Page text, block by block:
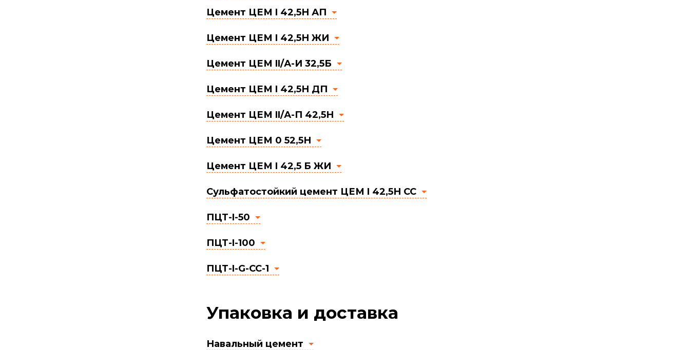
Цемент ЦЕМ I 42,5Н АП
Цемент ЦЕМ I 42,5Н ЖИ
Цемент ЦЕМ II/А-И 32,5Б
Цемент ЦЕМ I 42,5Н ДП
Цемент ЦЕМ II/А-П 42,5Н
Цемент ЦЕМ 0 52,5Н
Цемент ЦЕМ I 42,5 Б ЖИ
Сульфатостойкий цемент ЦЕМ I 42,5Н СС
ПЦТ-I-50
ПЦТ-I-100
ПЦТ-I-G-CC-1
Упаковка и доставка
Навальный цемент